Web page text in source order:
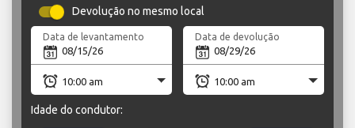
Devolução no mesmo local
Data de levantamento Data de devolução
Idade do condutor: